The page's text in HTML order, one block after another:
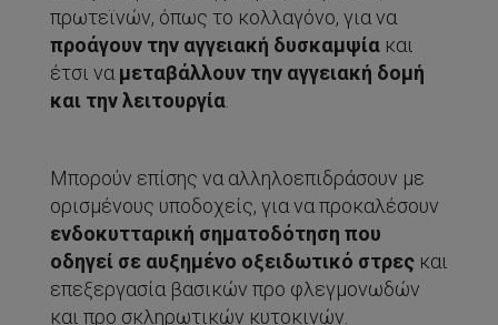
πρωτεϊνών, όπως το κολλαγόνο, για να
προάγουν την αγγειακή δυσκαμψία και
έτσι να μεταβάλλουν την αγγειακή δομή
και την λειτουργία
Μπορούν επίσης να αλληλοεπιδράσουν με
ορισμένους υποδοχείς, για να προκαλέσουν
ενδοκυτταρική σηματοδότηση που
οδηγεί σε αυξημένο οξειδωτικό στρες και
επεξεργασία βασικών προ φλεγμονωδών
και προ σκληρωτικών κυτοκινών.